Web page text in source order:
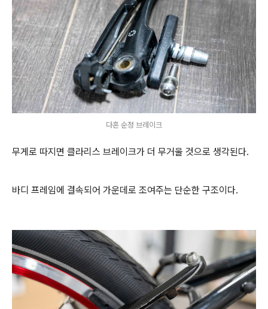
다혼 순정 브레이크
무게로 따지면 클라리스 브레이크가 더 무거울 것으로 생각된다.
바디 프레임에 결속되어 가운데로 조여주는 단순한 구조이다.